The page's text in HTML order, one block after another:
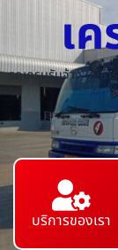
เ
รถเครนรับจ้าง ให้เช่
บริการของเรา